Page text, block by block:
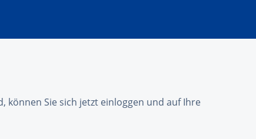
können Sie sich jetzt einloggen und auf Ihre